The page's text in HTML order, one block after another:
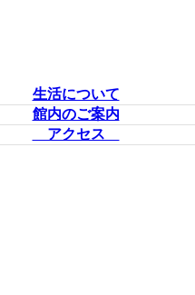
生活について
館内のご案内
アクセス